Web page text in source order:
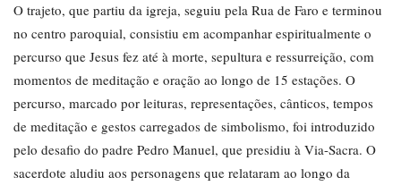
O trajeto, que partiu da igreja, seguiu pela Rua de Faro e terminou
no centro paroquial, consistiu em acompanhar espiritualmente o
percurso que Jesus fez até à morte, sepultura e ressurreição, com
momentos de meditação e oração ao longo de 15 estações. O
percurso, marcado por leituras, representações, cânticos, tempos
de meditação e gestos carregados de simbolismo, foi introduzido
pelo desafio do padre Pedro Manuel, que presidiu à Via-Sacra. O
sacerdote aludiu aos personagens que relataram ao longo da